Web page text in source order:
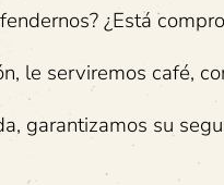
¿Está
le serviremos café,
garantizamos su